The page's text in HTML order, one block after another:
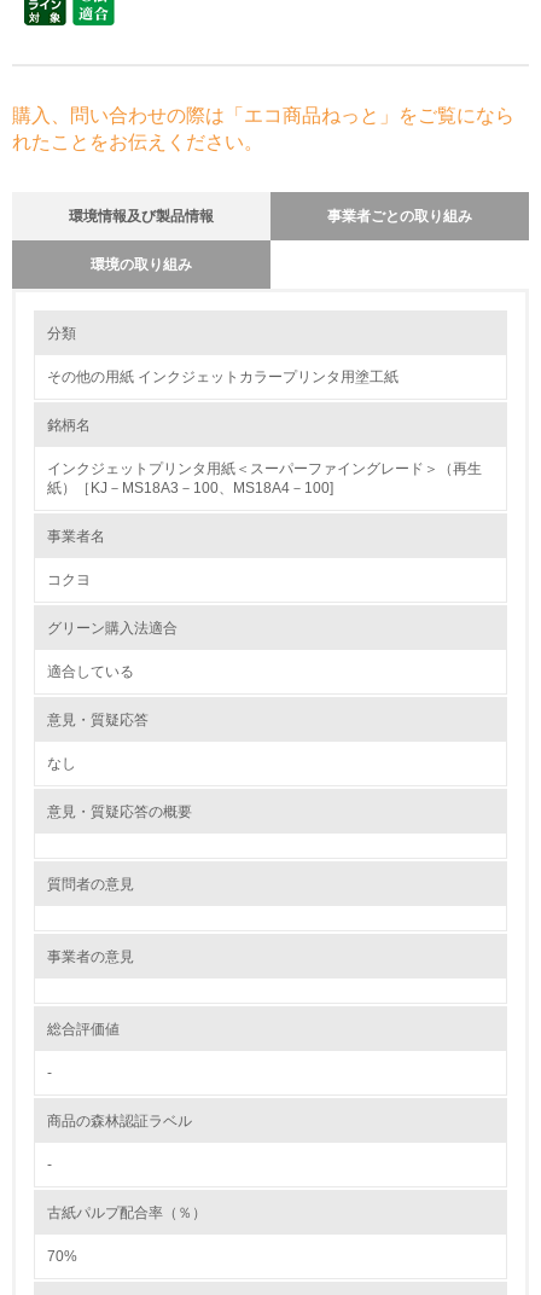
購入、問い合わせの際は「エコ商品ねっと」をご覧になら
れたことをお伝えください。
環境情報及び製品情報 事業者ごとの取り組み
環境の取り組み
1.環境取り組み体制
1.
環境方針を持っている
環境対応の責任体制を定めている
環境問題に関する従業員教育を行っている
自社に関係する主要な環境法規制を把握し、順守している
境対策を理解し、実践している
環境活動に関する規格やプログラムを導入している
→ 導入している規格名 ISO14001
分類
その他の用紙 インクジェットカラープリンタ用塗工紙
銘柄名
インクジェットプリンタ用紙＜スーパーファイングレード＞（再生
紙）［KJ－MS18A3－100、MS18A4－100]
事業者名
コクヨ
グリーン購入法適合
適合している
意見・質疑応答
なし
意見・質疑応答の概要
質問者の意見
事業者の意見
総合評価値
-
商品の森林認証ラベル
-
古紙パルプ配合率（％）
70%